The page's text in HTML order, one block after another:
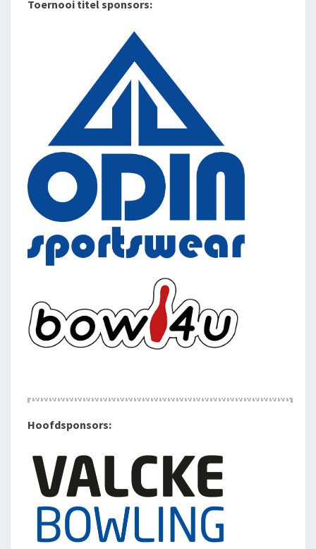
Toernooi titel sponsors:
Hoofdsponsors: